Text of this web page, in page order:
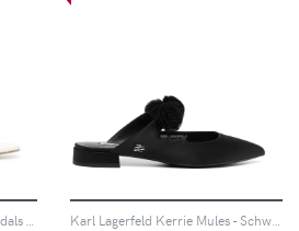
Senso Kaye 95mm leather sandals - Weiß Karl Lagerfeld Kerrie Mules - Schwarz